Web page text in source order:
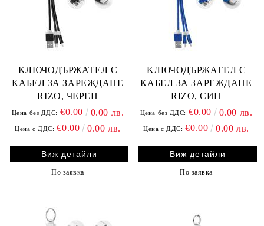
KЛЮЧОДЪРЖАТЕЛ С
КАБЕЛ ЗА ЗАРЕЖДАНЕ
RIZO, ЧЕРЕН
Цена без ДДС: €0.00 0.00 лв.
Цена с ДДС: €0.00 0.00 лв.
Виж детайли
По заявка
KЛЮЧОДЪРЖАТЕЛ С
КАБЕЛ ЗА ЗАРЕЖДАНЕ
RIZO, СИН
Цена без ДДС: €0.00 0.00 лв.
Цена с ДДС: €0.00 0.00 лв.
Виж детайли
По заявка